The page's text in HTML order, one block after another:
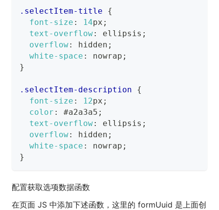
.selectItem-title
{
font-size : 14px ;
text-overflow: ellipsis ;
overflow: hidden ;
white-space : nowrap ;
}
.selectItem-description
{
font-size : 12px ;
color : #a2a3a5 ;
text-overflow: ellipsis ;
overflow: hidden ;
white-space : nowrap ;
}
配置获取选项数据函数
在页面 JS 中添加下述函数，这里的 formUuid 是上面创